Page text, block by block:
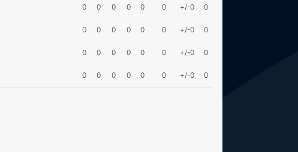
0 0 0 0 0 0 +/-0 0
0 0 0 0 0 0 +/-0 0
0 0 0 0 0 0 +/-0 0
0 0 0 0 0 0 +/-0 0